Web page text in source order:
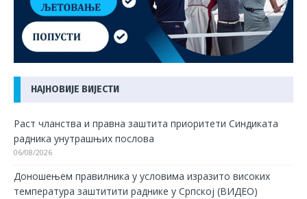
НАЈНОВИЈЕ ВИЈЕСТИ
Раст чланства и правна заштита приоритети Синдиката
радника унутрашњих послова
06/08/2026
Доношењем правилника у условима изразито високих
температура заштитити раднике у Српској (ВИДЕО)